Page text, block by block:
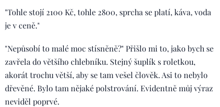
"Tohle stojí 2100 Kč, tohle 2800, sprcha se platí, káva, voda
je v ceně."
"Nepůsobí to malé moc stísněně?" Přišlo mi to, jako bych se
zavřela do většího chlebníku. Stejný šuplík s roletkou,
akorát trochu větší, aby se tam vešel člověk. Asi to nebylo
dřevěné. Bylo tam nějaké polstrování. Evidentně můj výraz
neviděl poprvé.